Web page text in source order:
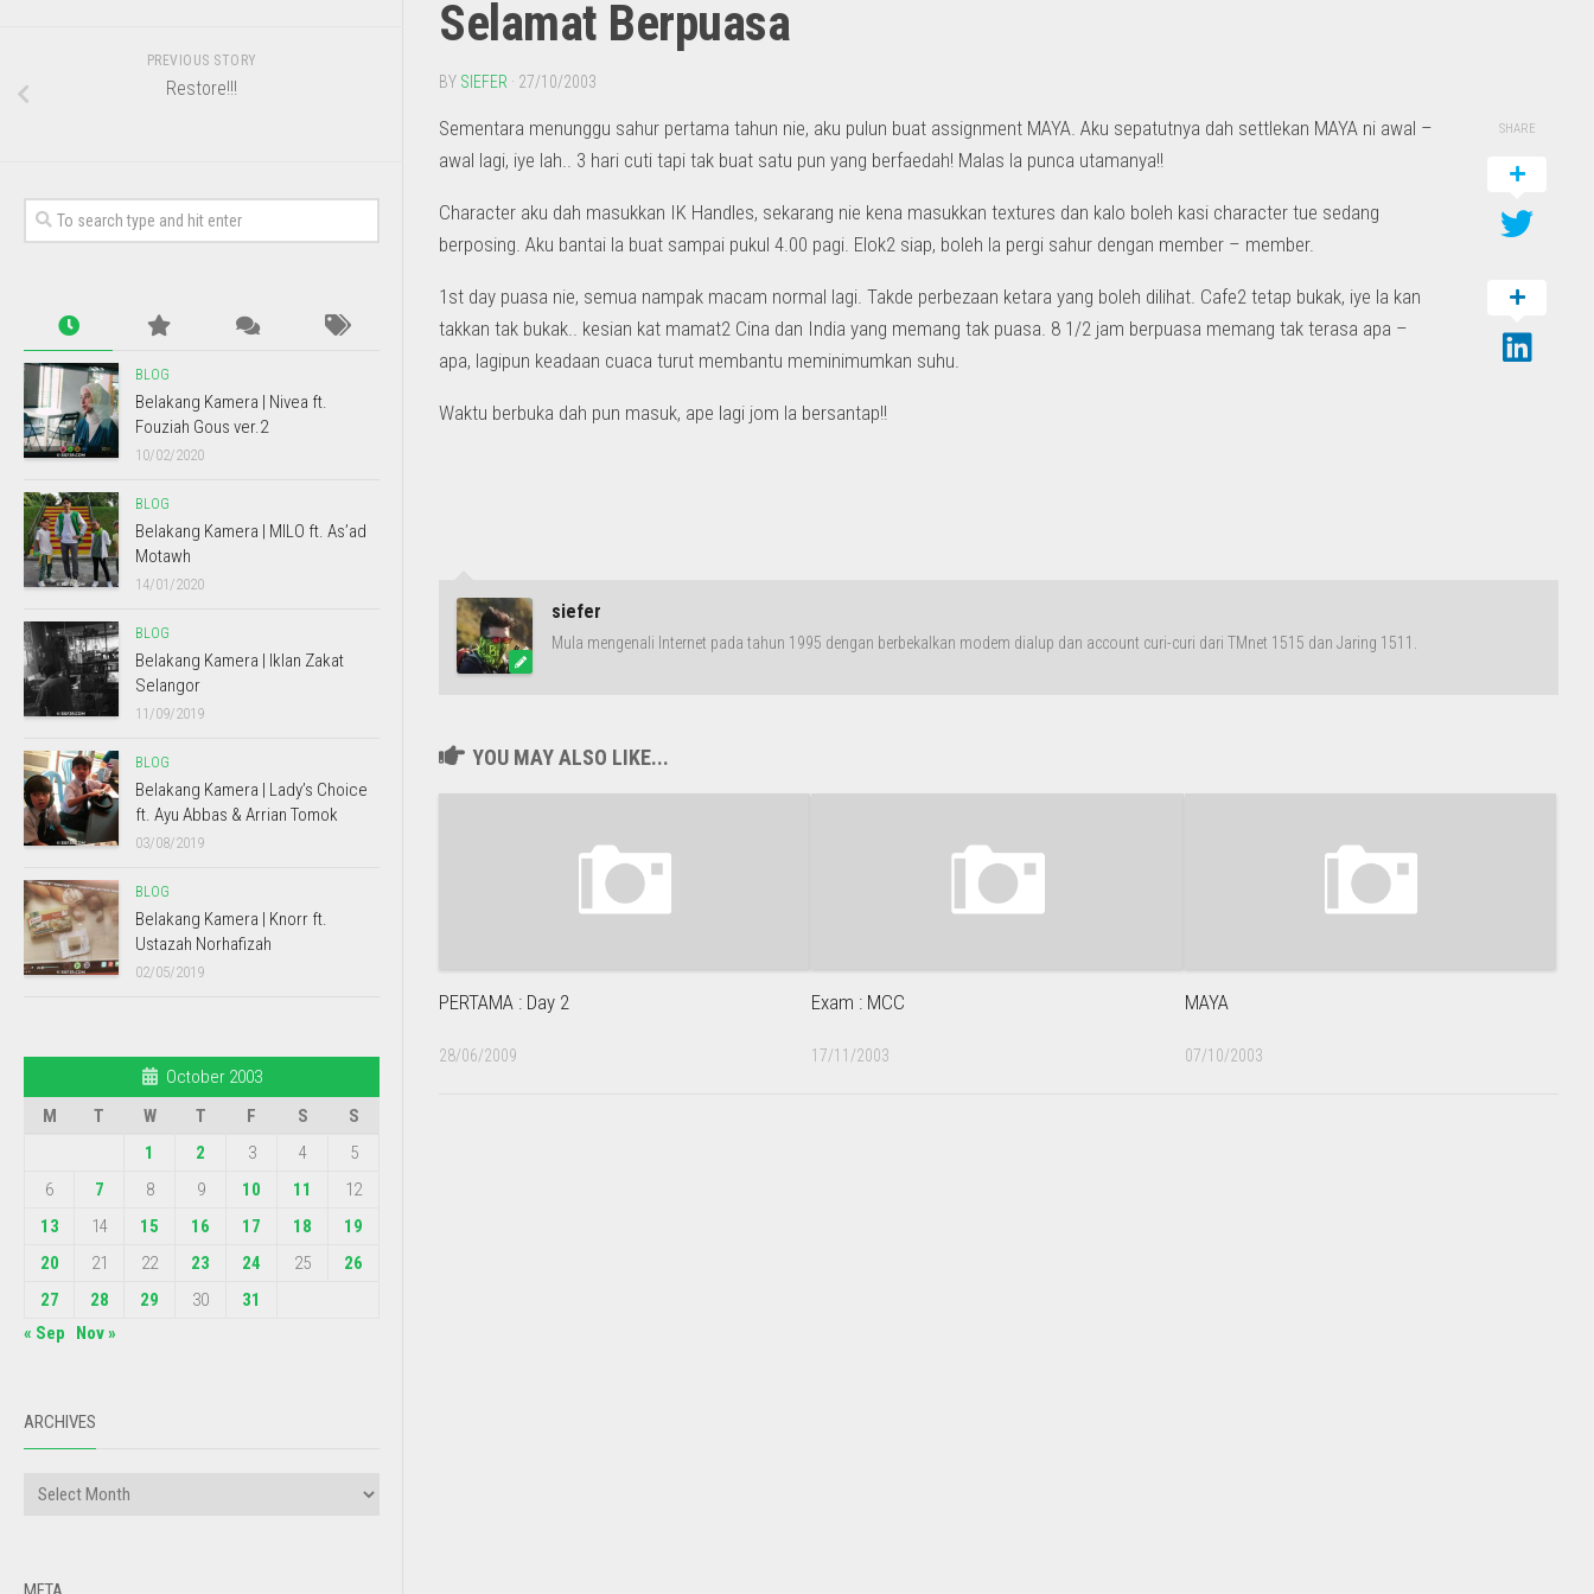
Selamat Berpuasa
BY SIEFER · 27/10/2003
Sementara menunggu sahur pertama tahun nie, aku pulun buat assignment MAYA. Aku sepatutnya dah settlekan MAYA ni awal –
awal lagi, iye lah.. 3 hari cuti tapi tak buat satu pun yang berfaedah! Malas la punca utamanya!!
Character aku dah masukkan IK Handles, sekarang nie kena masukkan textures dan kalo boleh kasi character tue sedang
berposing. Aku bantai la buat sampai pukul 4.00 pagi. Elok2 siap, boleh la pergi sahur dengan member – member.
1st day puasa nie, semua nampak macam normal lagi. Takde perbezaan ketara yang boleh dilihat. Cafe2 tetap bukak, iye la kan
takkan tak bukak.. kesian kat mamat2 Cina dan India yang memang tak puasa. 8 1/2 jam berpuasa memang tak terasa apa –
apa, lagipun keadaan cuaca turut membantu meminimumkan suhu.
Waktu berbuka dah pun masuk, ape lagi jom la bersantap!!
SHARE
siefer
Mula mengenali Internet pada tahun 1995 dengan berbekalkan modem dialup dan account curi-curi dari TMnet 1515 dan Jaring 1511.
YOU MAY ALSO LIKE...
PERTAMA : Day 2
28/06/2009
Exam : MCC
17/11/2003
MAYA
07/10/2003
PREVIOUS STORY
Restore!!!
BLOG
Belakang Kamera | Nivea ft.
Fouziah Gous ver.2
10/02/2020
BLOG
Belakang Kamera | MILO ft. As’ad
Motawh
14/01/2020
BLOG
Belakang Kamera | Iklan Zakat
Selangor
11/09/2019
BLOG
Belakang Kamera | Lady’s Choice
ft. Ayu Abbas & Arrian Tomok
03/08/2019
BLOG
Belakang Kamera | Knorr ft.
Ustazah Norhafizah
02/05/2019
October 2003
M
T W T F S
S
1
2 3 4
5
6
7 8 9 10 11
12
13
14 15 16 17 18
19
20
21 22 23 24 25
26
27
28 29 30
31
« Sep
Nov »
ARCHIVES